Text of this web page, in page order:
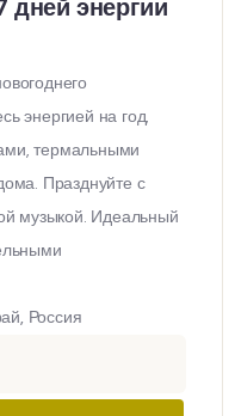
дней энергии
энергией на год,
термальными
Празднуйте с
музыкой. Идеальный
Россия